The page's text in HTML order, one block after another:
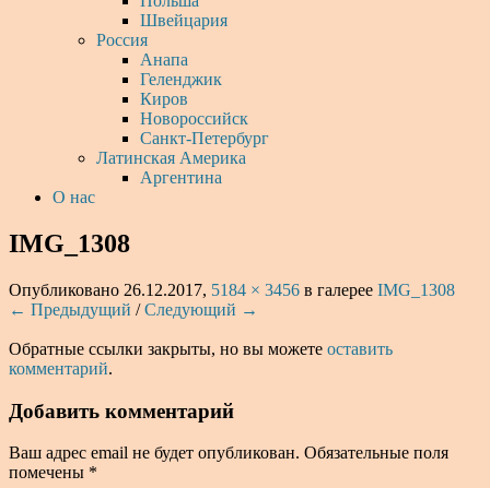
Швейцария
Россия
Анапа
Геленджик
Киров
Новороссийск
Санкт-Петербург
Латинская Америка
Аргентина
О нас
IMG_1308
Опубликовано 26.12.2017, 5184 × 3456 в галерее IMG_1308
← Предыдущий /Следующий →
Обратные ссылки закрыты, но вы можете оставить
комментарий.
Добавить комментарий
Ваш адрес email не будет опубликован. Обязательные поля
помечены *